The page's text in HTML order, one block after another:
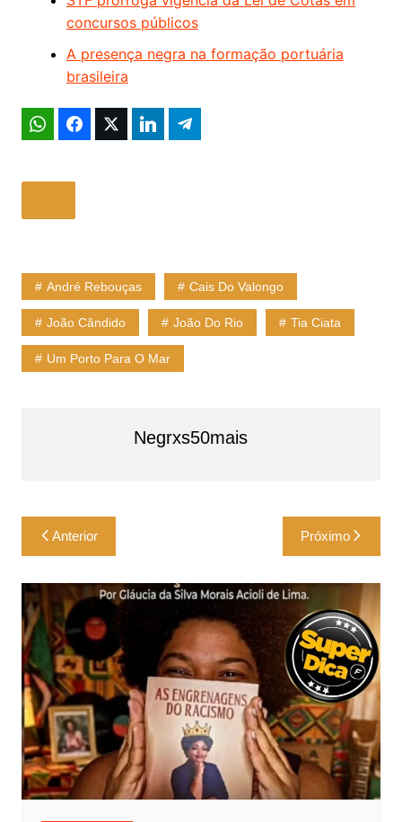
concursos públicos
A presença negra na formação portuária
brasileira
André Rebouças Cais Do Valongo
João Cândido João Do Rio Tia Ciata
Um Porto Para O Mar
Negrxs50mais
Navegação
de
Post
Anterior Próximo